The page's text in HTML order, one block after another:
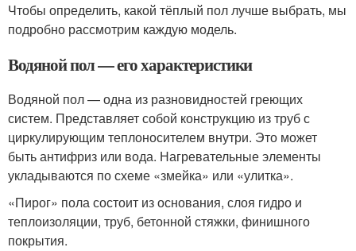
Чтобы определить, какой тёплый пол лучше выбрать, мы
подробно рассмотрим каждую модель.
Водяной пол — его характеристики
Водяной пол — одна из разновидностей греющих
систем. Представляет собой конструкцию из труб с
циркулирующим теплоносителем внутри. Это может
быть антифриз или вода. Нагревательные элементы
укладываются по схеме «змейка» или «улитка».
«Пирог» пола состоит из основания, слоя гидро и
теплоизоляции, труб, бетонной стяжки, финишного
покрытия.